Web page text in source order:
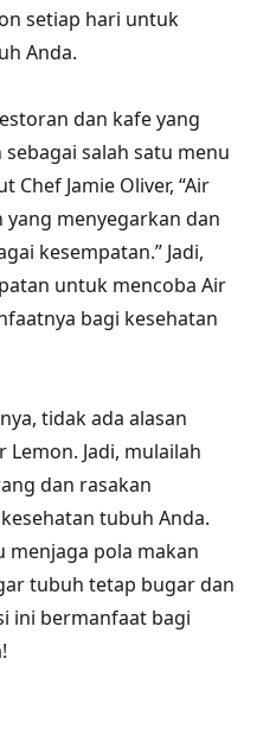
setiap hari untuk
Anda.
dan kafe yang
salah satu menu
Jamie Oliver, “Air
menyegarkan dan
kesempatan.” Jadi,
untuk mencoba Air
bagi kesehatan
tidak ada alasan
Jadi, mulailah
dan rasakan
tubuh Anda.
menjaga pola makan
tubuh tetap bugar dan
ini bermanfaat bagi